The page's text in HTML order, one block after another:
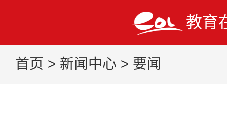
教育
首页 > 新闻中心 > 要闻